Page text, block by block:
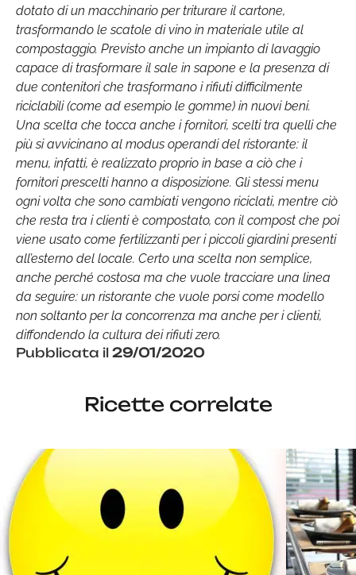
dotato di un macchinario per triturare il cartone,
trasformando le scatole di vino in materiale utile al
compostaggio. Previsto anche un impianto di lavaggio
capace di trasformare il sale in sapone e la presenza di
due contenitori che trasformano i rifiuti difficilmente
riciclabili (come ad esempio le gomme) in nuovi beni.
Una scelta che tocca anche i fornitori, scelti tra quelli che
più si avvicinano al modus operandi del ristorante: il
menu, infatti, è realizzato proprio in base a ciò che i
fornitori prescelti hanno a disposizione. Gli stessi menu
ogni volta che sono cambiati vengono riciclati, mentre ciò
che resta tra i clienti è compostato, con il compost che poi
viene usato come fertilizzanti per i piccoli giardini presenti
all’esterno del locale. Certo una scelta non semplice,
anche perché costosa ma che vuole tracciare una linea
da seguire: un ristorante che vuole porsi come modello
non soltanto per la concorrenza ma anche per i clienti,
diffondendo la cultura dei rifiuti zero.
Pubblicata il 29/01/2020
Ricette correlate